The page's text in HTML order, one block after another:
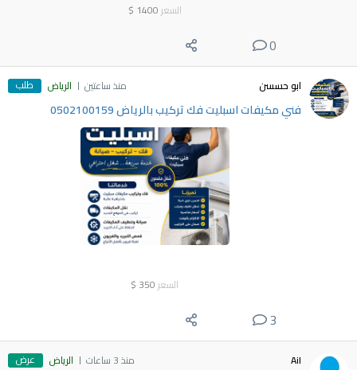
السعر 1400
$
0
ابو حسسن منذ ساعتين الرياض طلب
فني مكيفات اسبليت فك تركيب بالرياض 0502100159
السعر 350
$
3
Ail منذ 3 ساعات الرياض عرض